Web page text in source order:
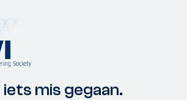
iets mis gegaan.